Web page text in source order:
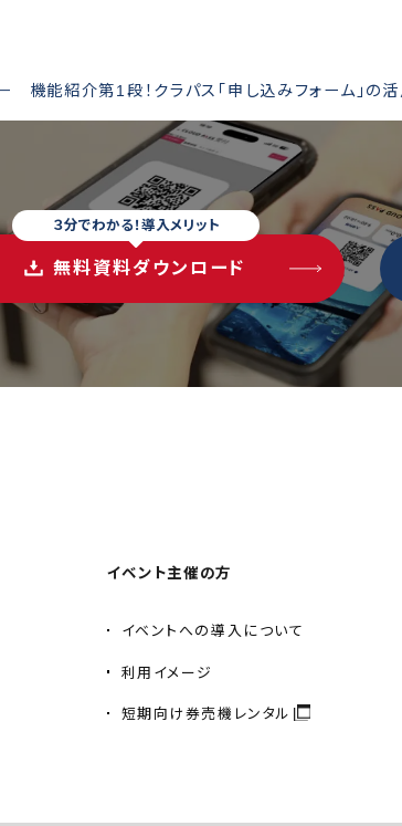
機能紹介第1段！クラパス「申し込みフォーム」の
無料資料ダウンロード
３分でわかる！導入メリット
イベント主催の方
イベントへの導入について
利用イメージ
短期向け券売機レンタル